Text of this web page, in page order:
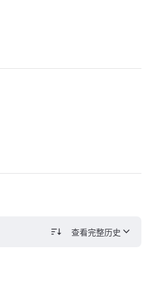
查看完整历史